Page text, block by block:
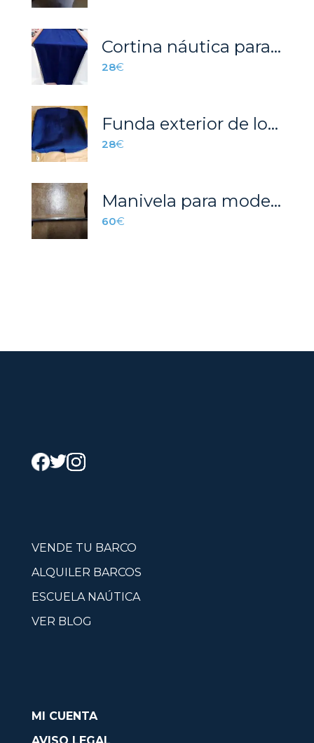
Cortina náutica para el portón de acceso.
28€
Funda exterior de lona para escotilla / ventanuco.
28€
Manivela para modelos antiguos de winch
60€
VENDE TU BARCO
ALQUILER BARCOS
ESCUELA NAÚTICA
VER BLOG
MI CUENTA